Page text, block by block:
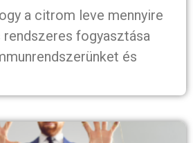
a citrom leve mennyire
fogyasztása
és